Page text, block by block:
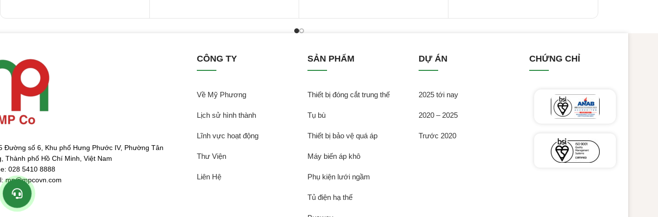
Đường số 6, Khu phố Hưng Phước IV, Phường Tân
Thành phố Hồ Chí Minh, Việt Nam
028 5410 8888
mp@mpcovn.com
CÔNG TY
Về Mỹ Phương
Lịch sử hình thành
Lĩnh vực hoạt động
Thư Viện
Liên Hệ
SẢN PHẨM
Thiết bị đóng cắt trung thế
Tụ bù
Thiết bị bảo vệ quá áp
Máy biến áp khô
Phụ kiện lưới ngầm
Tủ điện hạ thế
DỰ ÁN
2025 tới nay
2020 – 2025
Trước 2020
CHỨNG CHỈ